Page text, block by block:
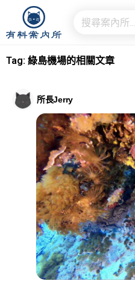
Tag: 綠島機場的相關文章
所長Jerry